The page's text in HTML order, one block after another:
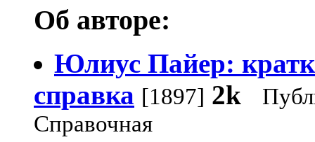
Об авторе:
Юлиус Пайер:
справка [1897] 2k
Справочная